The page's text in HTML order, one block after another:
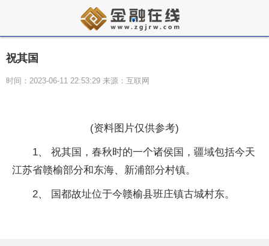
祝其国
时间：2023-06-11 22:53:29 来源：互联网
(资料图片仅供参考)
1、 祝其国，春秋时的一个诸侯国，疆域包括今天
江苏省赣榆部分和东海、新浦部分村镇。
2、 国都故址位于今赣榆县班庄镇古城村东。